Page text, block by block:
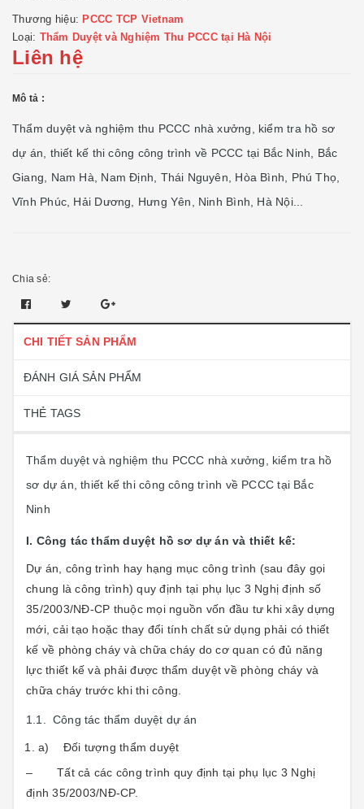
Thương hiệu: PCCC TCP Vietnam
Loại: Thẩm Duyệt và Nghiệm Thu PCCC tại Hà Nội
Liên hệ
Mô tả :
Thẩm duyệt và nghiệm thu PCCC nhà xưởng, kiểm tra hồ sơ
dự án, thiết kế thi công công trình về PCCC tại Bắc Ninh, Bắc
Giang, Nam Hà, Nam Định, Thái Nguyên, Hòa Bình, Phú Thọ,
Vĩnh Phúc, Hải Dương, Hưng Yên, Ninh Bình, Hà Nội...
Chia sẻ:
CHI TIẾT SẢN PHẨM
ĐÁNH GIÁ SẢN PHẨM
THẺ TAGS
Thẩm duyệt và nghiệm thu PCCC nhà xưởng, kiểm tra hồ
sơ dự án, thiết kế thi công công trình về PCCC tại Bắc
Ninh
I. Công tác thẩm duyệt hồ sơ dự án và thiết kế:
Dự án, công trình hay hạng mục công trình (sau đây gọi
chung là công trình) quy định tại phụ lục 3 Nghị định số
35/2003/NĐ-CP thuộc mọi nguồn vốn đầu tư khi xây dựng
mới, cải tạo hoặc thay đổi tính chất sử dụng phải có thiết
kế về phòng cháy và chữa cháy do cơ quan có đủ năng
lực thiết kế và phải được thẩm duyệt về phòng cháy và
chữa cháy trước khi thi công.
1.1. Công tác thẩm duyệt dự án
a) Đối tượng thẩm duyệt
– Tất cả các công trình quy định tại phụ lục 3 Nghị
định 35/2003/NĐ-CP.